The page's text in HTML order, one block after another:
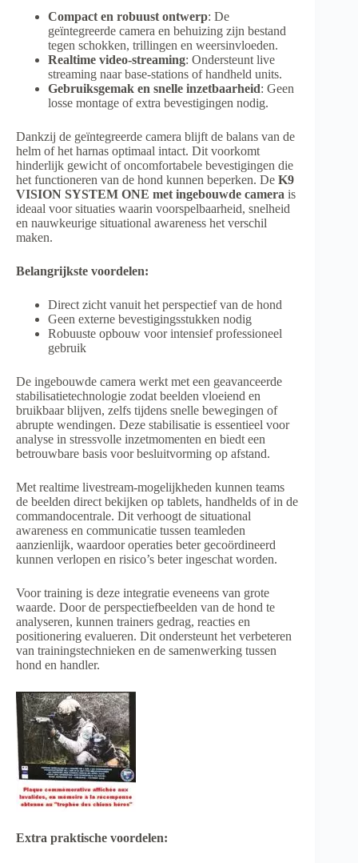
Compact en robuust ontwerp: De
geïntegreerde camera en behuizing zijn bestand
tegen schokken, trillingen en weersinvloeden.
Realtime video-streaming: Ondersteunt live
streaming naar base-stations of handheld units.
Gebruiksgemak en snelle inzetbaarheid: Geen
losse montage of extra bevestigingen nodig.
Dankzij de geïntegreerde camera blijft de balans van de
helm of het harnas optimaal intact. Dit voorkomt
hinderlijk gewicht of oncomfortabele bevestigingen die
het functioneren van de hond kunnen beperken. De K9
VISION SYSTEM ONE met ingebouwde camera is
ideaal voor situaties waarin voorspelbaarheid, snelheid
en nauwkeurige situational awareness het verschil
maken.
Belangrijkste voordelen:
Direct zicht vanuit het perspectief van de hond
Geen externe bevestigingsstukken nodig
Robuuste opbouw voor intensief professioneel
gebruik
De ingebouwde camera werkt met een geavanceerde
stabilisatietechnologie zodat beelden vloeiend en
bruikbaar blijven, zelfs tijdens snelle bewegingen of
abrupte wendingen. Deze stabilisatie is essentieel voor
analyse in stressvolle inzetmomenten en biedt een
betrouwbare basis voor besluitvorming op afstand.
Met realtime livestream-mogelijkheden kunnen teams
de beelden direct bekijken op tablets, handhelds of in de
commandocentrale. Dit verhoogt de situational
awareness en communicatie tussen teamleden
aanzienlijk, waardoor operaties beter gecoördineerd
kunnen verlopen en risico’s beter ingeschat worden.
Voor training is deze integratie eveneens van grote
waarde. Door de perspectiefbeelden van de hond te
analyseren, kunnen trainers gedrag, reacties en
positionering evalueren. Dit ondersteunt het verbeteren
van trainingstechnieken en de samenwerking tussen
hond en handler.
Extra praktische voordelen: